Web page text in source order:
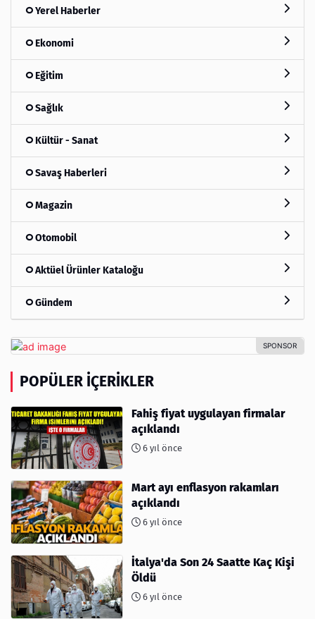
Yerel Haberler
Ekonomi
Eğitim
Sağlık
Kültür - Sanat
Savaş Haberleri
Magazin
Otomobil
Aktüel Ürünler Kataloğu
Gündem
POPÜLER İÇERIKLER
Fahiş fiyat uygulayan firmalar
açıklandı
6 yıl önce
Mart ayı enflasyon rakamları
açıklandı
6 yıl önce
İtalya'da Son 24 Saatte Kaç Kişi
Öldü
6 yıl önce